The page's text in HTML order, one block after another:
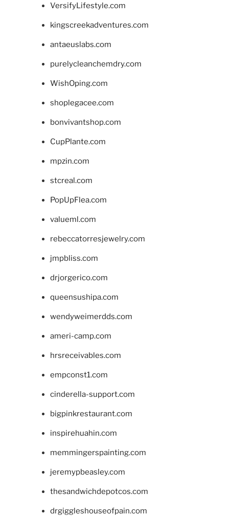
VersifyLifestyle.com
kingscreekadventures.com
antaeuslabs.com
purelycleanchemdry.com
WishOping.com
shoplegacee.com
bonvivantshop.com
CupPlante.com
mpzin.com
stcreal.com
PopUpFlea.com
valueml.com
rebeccatorresjewelry.com
jmpbliss.com
drjorgerico.com
queensushipa.com
wendyweimerdds.com
ameri-camp.com
hrsreceivables.com
empconst1.com
cinderella-support.com
bigpinkrestaurant.com
inspirehuahin.com
memmingerspainting.com
jeremypbeasley.com
thesandwichdepotcos.com
drgiggleshouseofpain.com